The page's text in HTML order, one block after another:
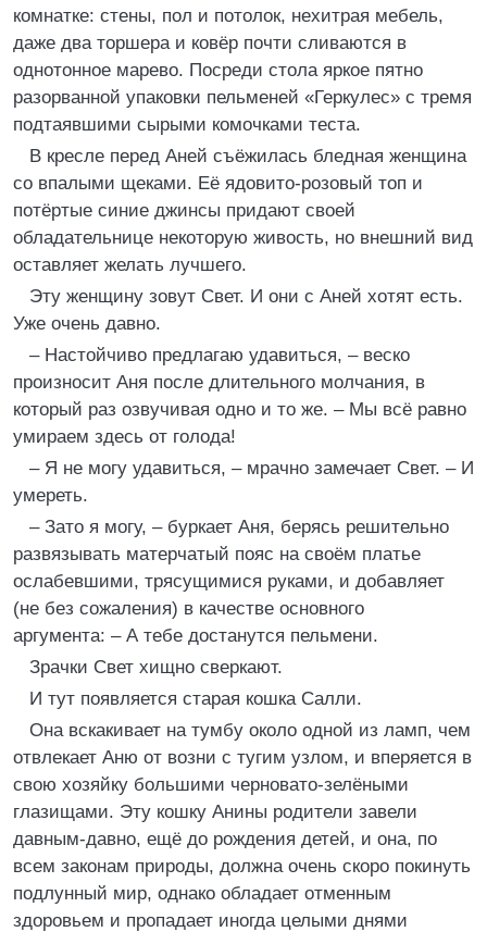
комнатке: стены, пол и потолок, нехитрая мебель,
даже два торшера и ковёр почти сливаются в
однотонное марево. Посреди стола яркое пятно
разорванной упаковки пельменей «Геркулес» с тремя
подтаявшими сырыми комочками теста.
В кресле перед Аней съёжилась бледная женщина
со впалыми щеками. Её ядовито-розовый топ и
потёртые синие джинсы придают своей
обладательнице некоторую живость, но внешний вид
оставляет желать лучшего.
Эту женщину зовут Свет. И они с Аней хотят есть.
Уже очень давно.
– Настойчиво предлагаю удавиться, – веско
произносит Аня после длительного молчания, в
который раз озвучивая одно и то же. – Мы всё равно
умираем здесь от голода!
– Я не могу удавиться, – мрачно замечает Свет. – И
умереть.
– Зато я могу, – буркает Аня, берясь решительно
развязывать матерчатый пояс на своём платье
ослабевшими, трясущимися руками, и добавляет
(не без сожаления) в качестве основного
аргумента: – А тебе достанутся пельмени.
Зрачки Свет хищно сверкают.
И тут появляется старая кошка Салли.
Она вскакивает на тумбу около одной из ламп, чем
отвлекает Аню от возни с тугим узлом, и вперяется в
свою хозяйку большими черновато-зелёными
глазищами. Эту кошку Анины родители завели
давным-давно, ещё до рождения детей, и она, по
всем законам природы, должна очень скоро покинуть
подлунный мир, однако обладает отменным
здоровьем и пропадает иногда целыми днями